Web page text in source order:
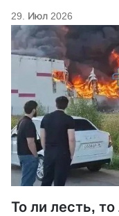
29. Июл 2026
То ли лесть,